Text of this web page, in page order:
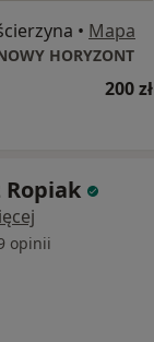
• Mapa
HORYZONT
200 zł
opinii